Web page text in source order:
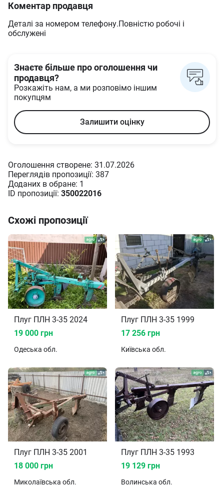
Коментар продавця
Деталі за номером телефону.Повністю робочі і
обслужені
Знаєте більше про оголошення чи
продавця?
Розкажіть нам, а ми розповімо іншим
покупцям
Залишити оцінку
Оголошення створене: 31.07.2026
Переглядів пропозиції: 387
Доданих в oбране: 1
ID пропозиції: 350022016
Схожі пропозиції
Плуг ПЛН 3-35 2024
19 000 грн
Одеська обл.
Плуг ПЛН 3-35 1999
17 256 грн
Київська обл.
Плуг ПЛН 3-35 2001
18 000 грн
Миколаївська обл.
Плуг ПЛН 3-35 1993
19 129 грн
Волинська обл.